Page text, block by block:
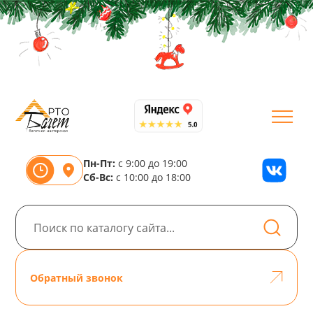
Пн-Пт: с 9:00 до 19:00
Сб-Вс: с 10:00 до 18:00
Обратный звонок